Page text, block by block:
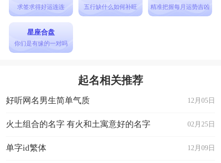
求签求得好运连连 五行缺什么如何补旺 精准把握每月运势吉凶
星座合盘
你们是有缘的一对吗
起名相关推荐
12月05日
好听网名男生简单气质
02月25日
火土组合的名字 有火和土寓意好的名字
12月09日
单字id繁体